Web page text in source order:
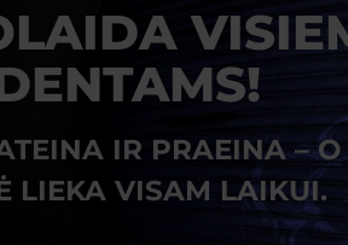
IR PRAEINA – O
LIEKA VISAM LAIKUI.